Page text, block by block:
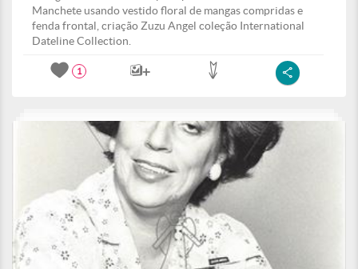
Manchete usando vestido floral de mangas compridas e
fenda frontal, criação Zuzu Angel coleção International
Dateline Collection.
1